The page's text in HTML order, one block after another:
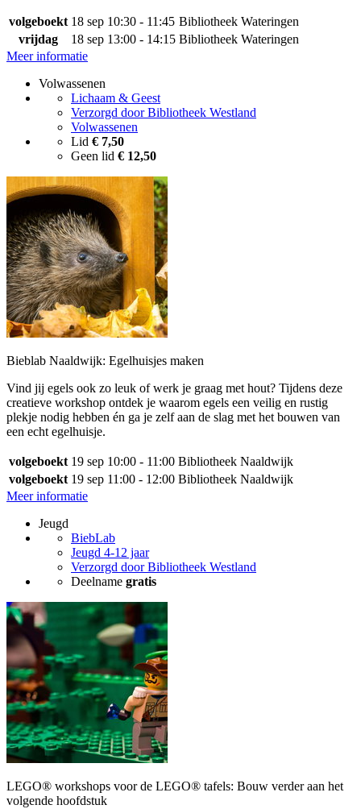
volgeboekt 18 sep 10:30 - 11:45 Bibliotheek Wateringen
vrijdag
18 sep 13:00 - 14:15 Bibliotheek Wateringen
Meer informatie
Volwassenen
Lichaam & Geest
Verzorgd door Bibliotheek Westland
Volwassenen
Lid € 7,50
Geen lid € 12,50
Bieblab Naaldwijk: Egelhuisjes maken
Vind jij egels ook zo leuk of werk je graag met hout? Tijdens deze
creatieve workshop ontdek je waarom egels een veilig en rustig
plekje nodig hebben én ga je zelf aan de slag met het bouwen van
een echt egelhuisje.
volgeboekt 19 sep 10:00 - 11:00 Bibliotheek Naaldwijk
volgeboekt 19 sep 11:00 - 12:00 Bibliotheek Naaldwijk
Meer informatie
Jeugd
BiebLab
Jeugd 4-12 jaar
Verzorgd door Bibliotheek Westland
Deelname gratis
LEGO® workshops voor de LEGO® tafels: Bouw verder aan het
volgende hoofdstuk